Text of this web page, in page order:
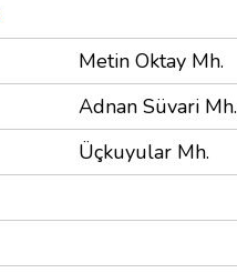
Metin Oktay Mh.
Adnan Süvari Mh.
Üçkuyular Mh.